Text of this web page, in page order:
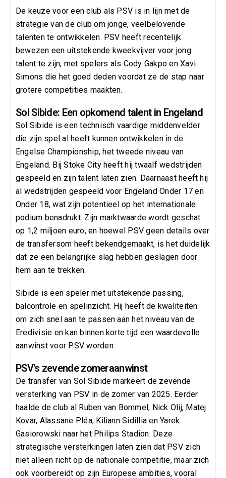
De keuze voor een club als PSV is in lijn met de
strategie van de club om jonge, veelbelovende
talenten te ontwikkelen. PSV heeft recentelijk
bewezen een uitstekende kweekvijver voor jong
talent te zijn, met spelers als Cody Gakpo en Xavi
Simons die het goed deden voordat ze de stap naar
grotere competities maakten.
Sol Sibide: Een opkomend talent in Engeland
Sol Sibide is een technisch vaardige middenvelder
die zijn spel al heeft kunnen ontwikkelen in de
Engelse Championship, het tweede niveau van
Engeland. Bij Stoke City heeft hij twaalf wedstrijden
gespeeld en zijn talent laten zien. Daarnaast heeft hij
al wedstrijden gespeeld voor Engeland Onder 17 en
Onder 18, wat zijn potentieel op het internationale
podium benadrukt. Zijn marktwaarde wordt geschat
op 1,2 miljoen euro, en hoewel PSV geen details over
de transfersom heeft bekendgemaakt, is het duidelijk
dat ze een belangrijke slag hebben geslagen door
hem aan te trekken.
Sibide is een speler met uitstekende passing,
balcontrole en spelinzicht. Hij heeft de kwaliteiten
om zich snel aan te passen aan het niveau van de
Eredivisie en kan binnen korte tijd een waardevolle
aanwinst voor PSV worden.
PSV's zevende zomeraanwinst
De transfer van Sol Sibide markeert de zevende
versterking van PSV in de zomer van 2025. Eerder
haalde de club al Ruben van Bommel, Nick Olij, Matej
Kovar, Alassane Pléa, Kiliann Sidillia en Yarek
Gasiorowski naar het Philips Stadion. Deze
strategische versterkingen laten zien dat PSV zich
niet alleen richt op de nationale competitie, maar zich
ook voorbereidt op zijn Europese ambities, vooral